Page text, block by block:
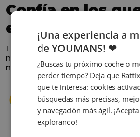
Confía en los
elegido
La satisfacción y la experiencia de
nuestra prioridad. Lee lo que
nuestra historia.
¡Una experiencia a
de YOUMANS! ❤
¿Buscas tu próximo coche o
perder tiempo? Deja que
que te interesa: cookies
búsquedas más precisas,
y navegación más ágil.
explorando!